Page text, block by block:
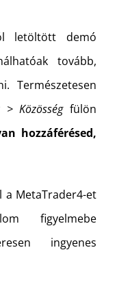
letöltött demó
tovább,
Természetesen
> Közösségfülön
hozzáférésed,
a MetaTrader4-et
figyelmebe
ingyenes